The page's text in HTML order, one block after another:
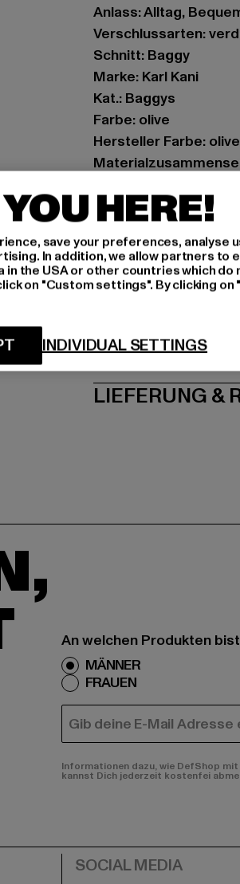
Anlass: Alltag,
Verschlussarten:
Schnitt: Baggy
Marke: Karl Kani
Kat.: Baggys
Farbe: olive
Hersteller Farbe: olive
Hersteller: Urban
Schanzenstraße 41 |
LIEFERUNG &
An welchen Produkten
MÄNNER
FRAUEN
E-MAIL
Informationen dazu, wie DefShop
kannst Dich jederzeit kostenfei
HERE!
save your preferences, analyse
In addition, we allow partners to
the USA or other countries which do
on "Custom settings". By clicking
INDIVIDUAL SETTINGS